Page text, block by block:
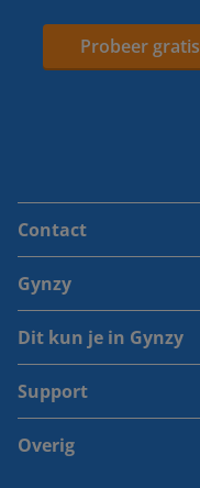
Probeer gratis
Contact
Gynzy
Dit kun je in Gynzy
Support
Overig